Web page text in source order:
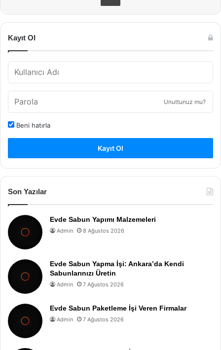
Kayıt Ol
Unuttunuz mu?
Beni hatırla
Kayıt Ol
Son Yazılar
Evde Sabun Yapımı Malzemeleri
Admin 8 Ağustos 2026
Evde Sabun Yapma İşi: Ankara’da Kendi
Sabunlarınızı Üretin
Admin 7 Ağustos 2026
Evde Sabun Paketleme İşi Veren Firmalar
Admin 7 Ağustos 2026